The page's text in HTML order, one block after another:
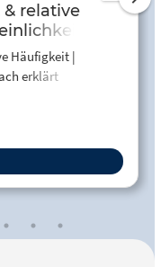
relative
-
-
Häufigkeit |
erklärt